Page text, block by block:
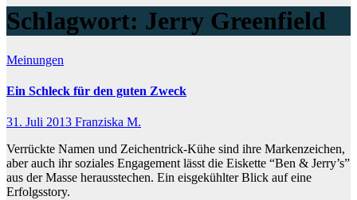
Schlagwort: Jerry Greenfield
Meinungen
Ein Schleck für den guten Zweck
31. Juli 2013 Franziska M.
Verrückte Namen und Zeichentrick-Kühe sind ihre Markenzeichen,
aber auch ihr soziales Engagement lässt die Eiskette “Ben & Jerry’s”
aus der Masse herausstechen. Ein eisgekühlter Blick auf eine
Erfolgsstory.